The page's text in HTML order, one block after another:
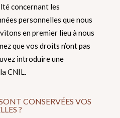
concernant les
personnelles que nous
en premier lieu à nous
que vos droits n’ont pas
introduire une
CNIL.
CONSERVÉES VOS
?